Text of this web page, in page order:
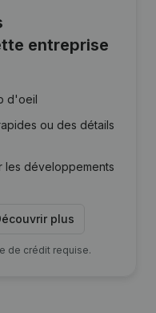
entreprise
d'oeil
ou des détails
les développements
plus
de crédit requise.